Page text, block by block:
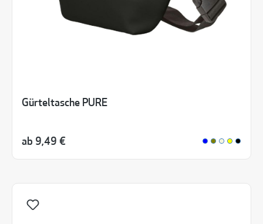
Gürteltasche PURE
ab 9,49 €